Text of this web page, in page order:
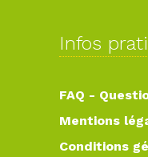
Infos
FAQ -
Mentions
Conditions